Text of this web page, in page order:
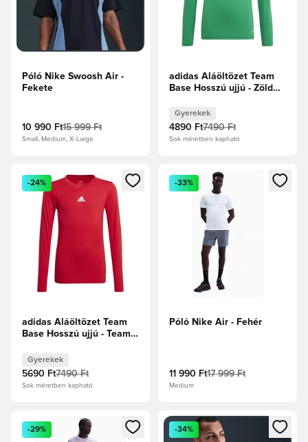
Póló Nike Swoosh Air -
Fekete
10 990 Ft15 999 Ft
Small, Medium, X-Large
adidas Aláöltözet Team
Base Hosszú ujjú - Zöld
Gyerekek
4890 Ft7490 Ft
Sok méretben kapható
Megnyit egy modált a bejelentkezéshez vagy a tagként
-24%
adidas Aláöltözet Team
Base Hosszú ujjú - Team
Gyerekek
5690 Ft7490 Ft
Sok méretben kapható
Megnyit egy modált a
-33%
Póló Nike Air - Fehér
11 990 Ft17 999 Ft
Medium
Megnyit egy modált a bejelentkezéshez vagy a tagként
-29%
Megnyit egy modált a
-34%